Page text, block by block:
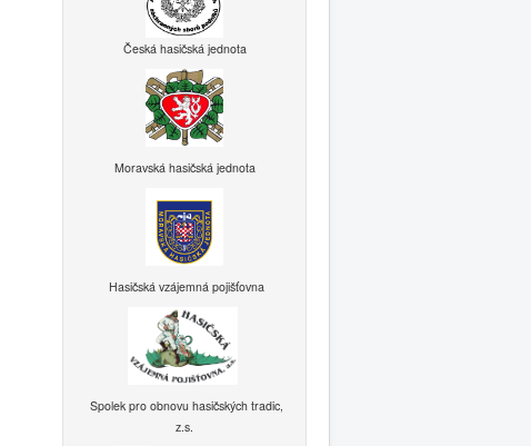
Česká hasičská jednota
Moravská hasičská jednota
Hasičská vzájemná pojišťovna
Spolek pro obnovu hasičských tradic,
z.s.